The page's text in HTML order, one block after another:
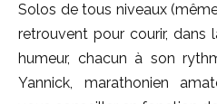
Solos de tous niveaux
retrouvent pour courir, dans
humeur, chacun à son
Yannick, marathonien